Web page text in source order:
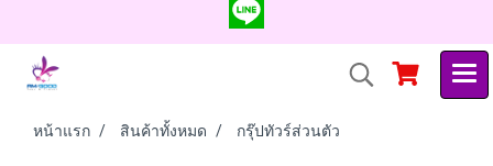
หน้าแรก สินค้าทั้งหมด กรุ๊ปทัวร์ส่วนตัว